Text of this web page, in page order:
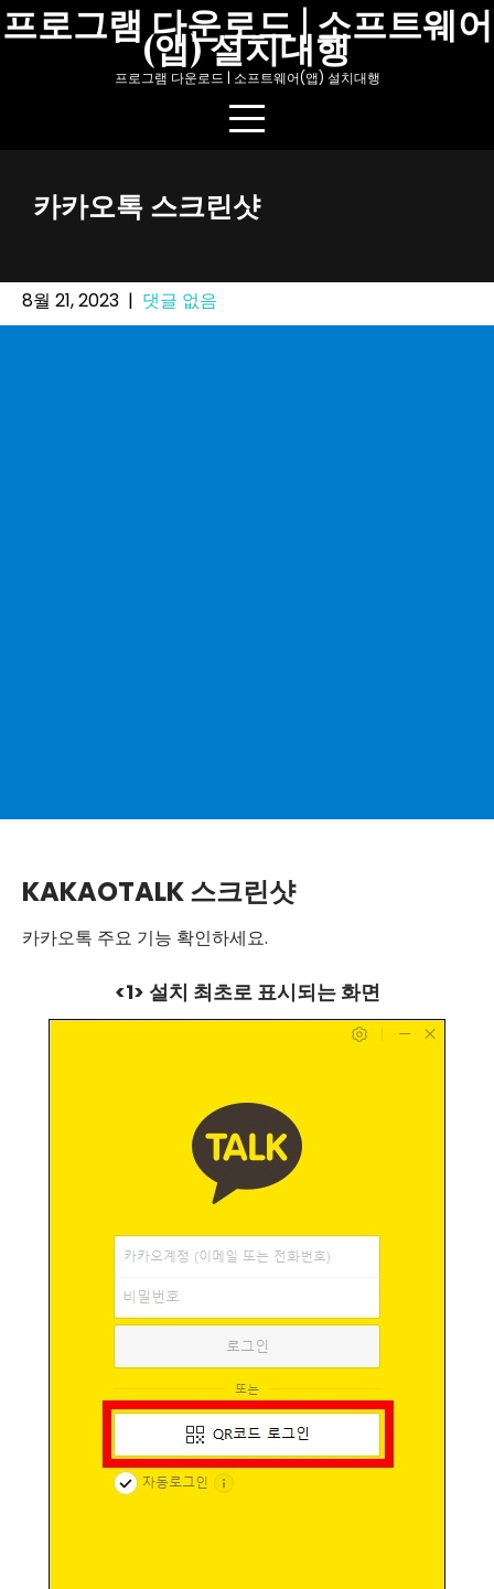
Skip
to
프로그램 다운로드 | 소프트웨어
(앱) 설치대행
프로그램 다운로드 | 소프트웨어(앱) 설치대행
카카오톡 스크린샷
8월 21, 2023 | 댓글 없음
KAKAOTALK 스크린샷
카카오톡 주요 기능 확인하세요.
<1> 설치 최초로 표시되는 화면